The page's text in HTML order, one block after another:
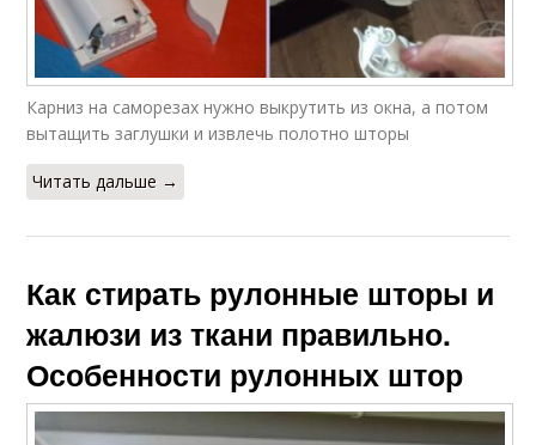
Карниз на саморезах нужно выкрутить из окна, а потом
вытащить заглушки и извлечь полотно шторы
Читать дальше →
Как стирать рулонные шторы и
жалюзи из ткани правильно.
Особенности рулонных штор